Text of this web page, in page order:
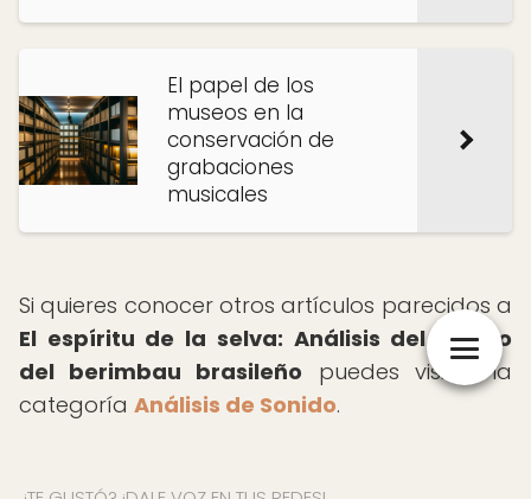
El papel de los
museos en la
conservación de
grabaciones
musicales
Si quieres conocer otros artículos parecidos a
El espíritu de la selva: Análisis del sonido
del berimbau brasileño puedes visitar la
categoría Análisis de Sonido.